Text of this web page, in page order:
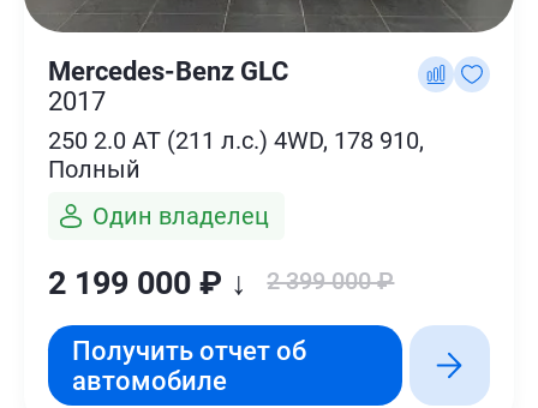
Mercedes-Benz GLC
2017
250 2.0 AT (211 л.с.) 4WD, 178 910,
Полный
Один владелец
2 199 000 ₽ ↓ 2 399 000 ₽
Получить отчет об
автомобиле